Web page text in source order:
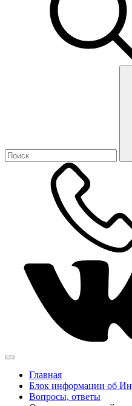
Главная
Блок информации об
Вопросы, ответы